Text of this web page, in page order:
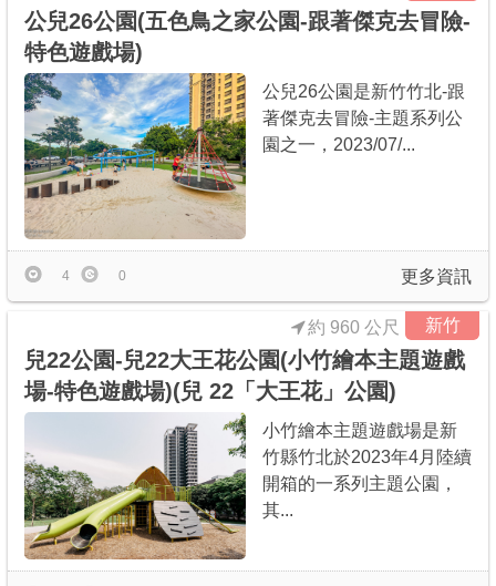
公兒26公園(五色鳥之家公園-跟著傑克去冒險-
特色遊戲場)
公兒26公園是新竹竹北-跟
著傑克去冒險-主題系列公
園之一，2023/07/...
更多資訊
4 0
新竹
兒22公園-兒22大王花公園(小竹繪本主題遊戲
場-特色遊戲場)(兒 22「大王花」公園)
約 960 公尺
小竹繪本主題遊戲場是新
竹縣竹北於2023年4月陸續
開箱的一系列主題公園，
其...